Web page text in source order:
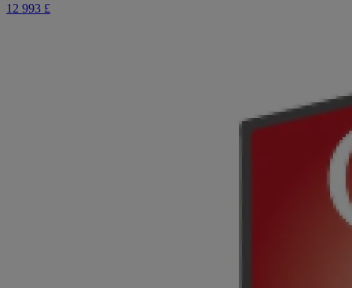
12 993 £